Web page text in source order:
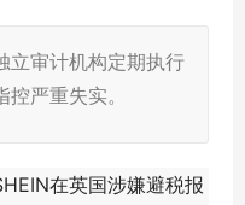
立审计机构定期执行
严重失实。
在英国涉嫌避税报